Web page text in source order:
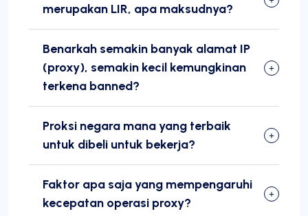
merupakan LIR, apa maksudnya?
Benarkah semakin banyak alamat IP
(proxy), semakin kecil kemungkinan
terkena banned?
Proksi negara mana yang terbaik
untuk dibeli untuk bekerja?
Faktor apa saja yang mempengaruhi
kecepatan operasi proxy?